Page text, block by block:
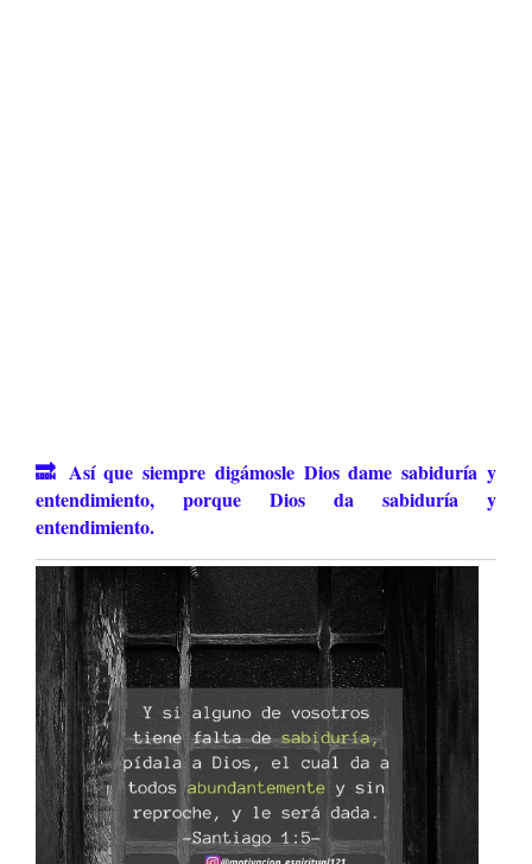
🔜 Así que siempre digámosle Dios dame sabiduría y
entendimiento, porque Dios da sabiduría y
entendimiento.